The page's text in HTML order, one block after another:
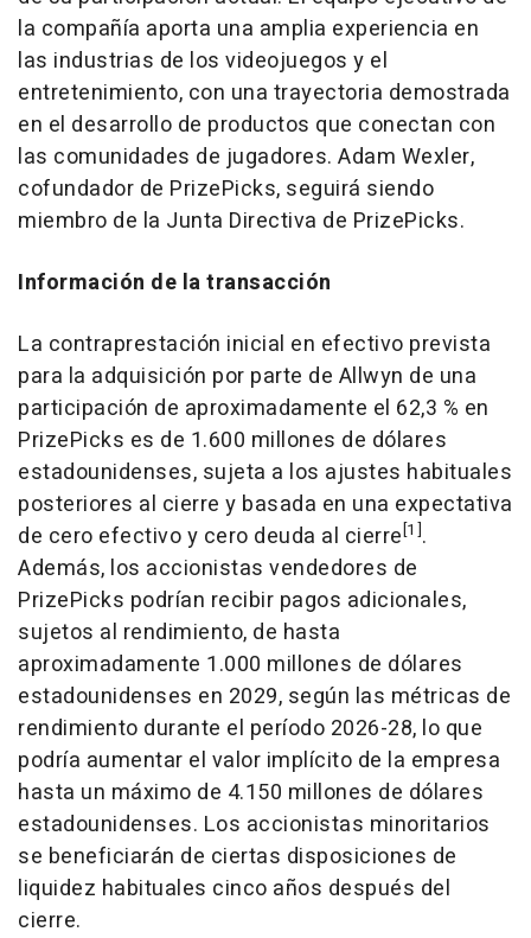
la compañía aporta una amplia experiencia en
las industrias de los videojuegos y el
entretenimiento, con una trayectoria demostrada
en el desarrollo de productos que conectan con
las comunidades de jugadores. Adam Wexler,
cofundador de PrizePicks, seguirá siendo
miembro de la Junta Directiva de PrizePicks.
Información de la transacción
La contraprestación inicial en efectivo prevista
para la adquisición por parte de Allwyn de una
participación de aproximadamente el 62,3 % en
PrizePicks es de 1.600 millones de dólares
estadounidenses, sujeta a los ajustes habituales
posteriores al cierre y basada en una expectativa
de cero efectivo y cero deuda al cierre [1].
Además, los accionistas vendedores de
PrizePicks podrían recibir pagos adicionales,
sujetos al rendimiento, de hasta
aproximadamente 1.000 millones de dólares
estadounidenses en 2029, según las métricas de
rendimiento durante el período 2026-28, lo que
podría aumentar el valor implícito de la empresa
hasta un máximo de 4.150 millones de dólares
estadounidenses. Los accionistas minoritarios
se beneficiarán de ciertas disposiciones de
liquidez habituales cinco años después del
cierre.